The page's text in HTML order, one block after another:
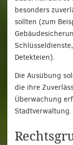
besonders
sollten (zum
Detekteien).
Die Ausübung
die ihre
Überwachung
Stadtverwaltung.